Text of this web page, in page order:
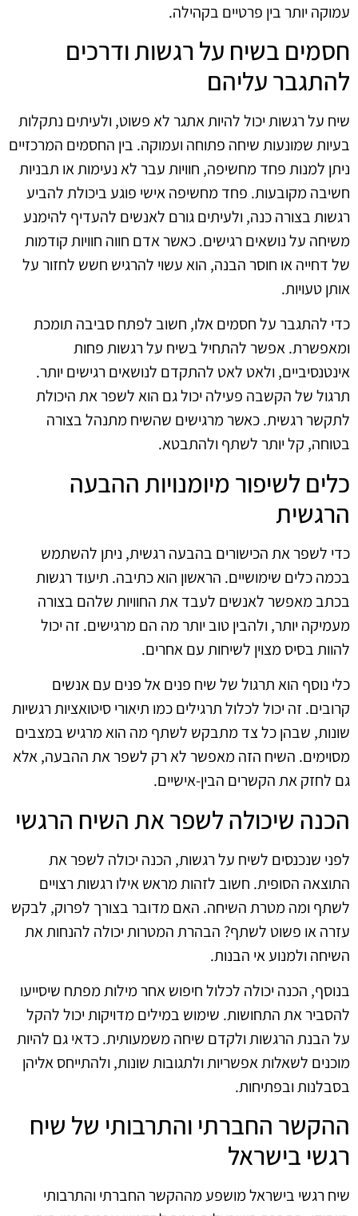
עמוקה יותר בין פרטיים בקהילה.
חסמים בשיח על רגשות ודרכים
להתגבר עליהם
שיח על רגשות יכול להיות אתגר לא פשוט, ולעיתים נתקלות
בעיות שמונעות שיחה פתוחה ועמוקה. בין החסמים המרכזיים
ניתן למנות פחד מחשיפה, חוויות עבר לא נעימות או תבניות
חשיבה מקובעות. פחד מחשיפה אישי פוגע ביכולת להביע
רגשות בצורה כנה, ולעיתים גורם לאנשים להעדיף להימנע
משיחה על נושאים רגישים. כאשר אדם חווה חוויות קודמות
של דחייה או חוסר הבנה, הוא עשוי להרגיש חשש לחזור על
אותן טעויות.
כדי להתגבר על חסמים אלו, חשוב לפתח סביבה תומכת
ומאפשרת. אפשר להתחיל בשיח על רגשות פחות
אינטנסיביים, ולאט לאט להתקדם לנושאים רגישים יותר.
תרגול של הקשבה פעילה יכול גם הוא לשפר את היכולת
לתקשר רגשית. כאשר מרגישים שהשיח מתנהל בצורה
בטוחה, קל יותר לשתף ולהתבטא.
כלים לשיפור מיומנויות ההבעה
הרגשית
כדי לשפר את הכישורים בהבעה רגשית, ניתן להשתמש
בכמה כלים שימושיים. הראשון הוא כתיבה. תיעוד רגשות
בכתב מאפשר לאנשים לעבד את החוויות שלהם בצורה
מעמיקה יותר, ולהבין טוב יותר מה הם מרגישים. זה יכול
להוות בסיס מצוין לשיחות עם אחרים.
כלי נוסף הוא תרגול של שיח פנים אל פנים עם אנשים
קרובים. זה יכול לכלול תרגילים כמו תיאורי סיטואציות רגשיות
שונות, שבהן כל צד מתבקש לשתף מה הוא מרגיש במצבים
מסוימים. השיח הזה מאפשר לא רק לשפר את ההבעה, אלא
גם לחזק את הקשרים הבין-אישיים.
הכנה שיכולה לשפר את השיח הרגשי
לפני שנכנסים לשיח על רגשות, הכנה יכולה לשפר את
התוצאה הסופית. חשוב לזהות מראש אילו רגשות רצויים
לשתף ומה מטרת השיחה. האם מדובר בצורך לפרוק, לבקש
עזרה או פשוט לשתף? הבהרת המטרות יכולה להנחות את
השיחה ולמנוע אי הבנות.
בנוסף, הכנה יכולה לכלול חיפוש אחר מילות מפתח שיסייעו
להסביר את התחושות. שימוש במילים מדויקות יכול להקל
על הבנת הרגשות ולקדם שיחה משמעותית. כדאי גם להיות
מוכנים לשאלות אפשריות ולתגובות שונות, ולהתייחס אליהן
בסבלנות ובפתיחות.
ההקשר החברתי והתרבותי של שיח
רגשי בישראל
שיח רגשי בישראל מושפע מההקשר החברתי והתרבותי